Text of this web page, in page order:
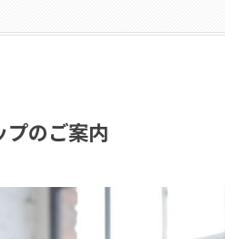
プのご案内